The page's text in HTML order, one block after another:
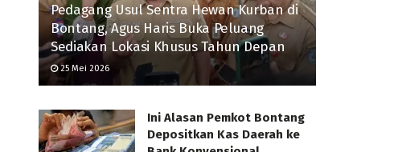
Pedagang Usul Sentra Hewan Kurban di
Bontang, Agus Haris Buka Peluang
Sediakan Lokasi Khusus Tahun Depan
25 Mei 2026
Ini Alasan Pemkot Bontang
Depositkan Kas Daerah ke